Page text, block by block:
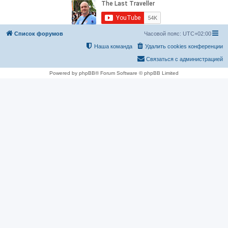
Список форумов Часовой пояс: UTC+02:00
Удалить cookies конференции
Наша команда
Связаться с администрацией
Powered by phpBB® Forum Software © phpBB Limited